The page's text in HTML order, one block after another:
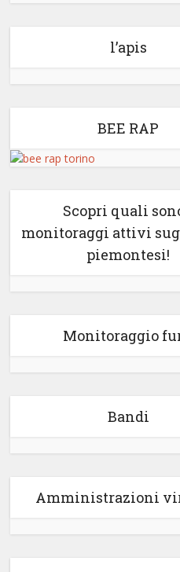
l’apis
BEE RAP
Scopri quali
monitoraggi attivi
piemontesi!
Monitoraggio
Bandi
Amministrazioni